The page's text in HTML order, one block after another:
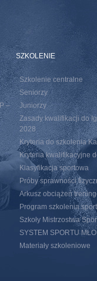
–
SZKOLENIE
Szkolenie centralne
Seniorzy
Juniorzy
Zasady kwalifikacji do
2028
Kryteria do szkolenia
Kryteria kwalifikacyjne
Klasyfikacja sportowa
Próby sprawności
Arkusz obciążeń
Program szkolenia
Szkoły Mistrzostwa
SYSTEM SPORTU
Materiały szkoleniowe